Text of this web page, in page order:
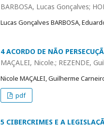
BARBOSA, Lucas Gonçalves;
Lucas Gonçalves BARBOSA,
4 ACORDO DE NÃO
MAÇALEI, Nicole.; REZENDE,
Nicole MAÇALEI, Guilherme
pdf
5 CIBERCRIMES E A